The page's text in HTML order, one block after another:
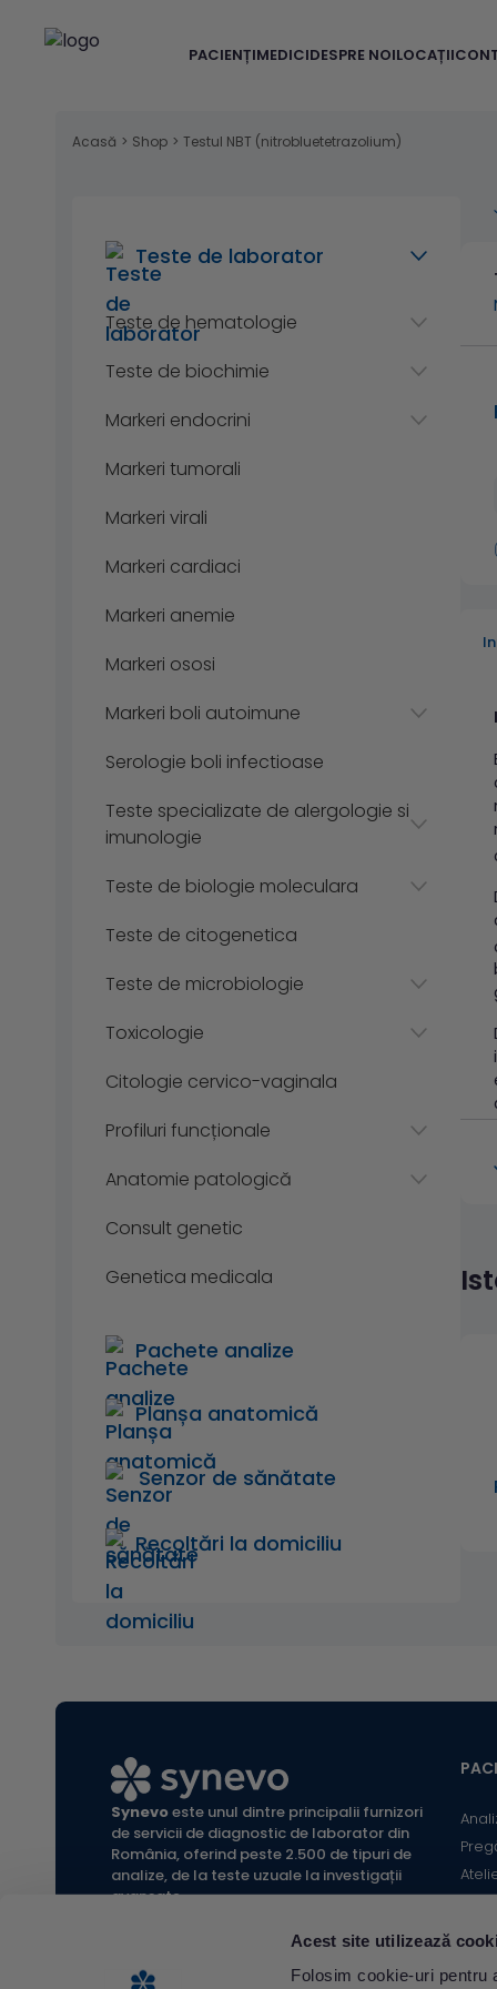
Acest site utilizează
Folosim cookie-uri pentru
PACIENȚIMEDICIDESPRE NOILOCAȚII
Acasă > Shop > Testul NBT (nitrobluetetrazolium)
Teste de laborator
Teste de hematologie
Teste de biochimie
Markeri endocrini
Markeri tumorali
Markeri virali
Markeri cardiaci
Markeri anemie
Markeri ososi
Markeri boli autoimune
Serologie boli infectioase
Teste specializate de alergologie si
imunologie
Teste de biologie moleculara
Teste de citogenetica
Teste de microbiologie
Toxicologie
Citologie cervico-vaginala
Profiluri funcționale
Anatomie patologică
Consult genetic
Genetica medicala
Pachete analize
Planșa anatomică
Senzor de sănătate
Recoltări la domiciliu
Synevoeste unul dintre principalii furnizori
de servicii de diagnostic de laborator din
România, oferind peste 2.500 de tipuri de
analize, de la teste uzuale la investigații
avansate.
Locații